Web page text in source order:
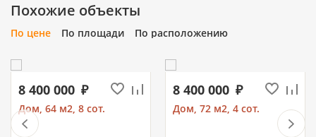
Похожие объекты
По цене По площади По расположению
8 400 000
Дом, 64 м2, 8 сот.
8 400 000
Дом, 72 м2, 4 сот.